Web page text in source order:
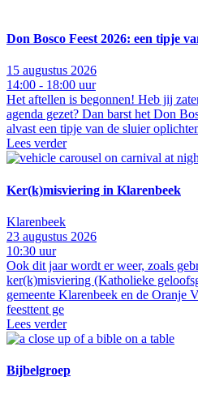
Don Bosco Feest 2026: een tipje
15 augustus 2026
14:00 - 18:00 uur
Het aftellen is begonnen! Heb jij
agenda gezet? Dan barst het Don
alvast een tipje van de sluier
Lees verder
Ker(k)misviering in Klarenbeek
Klarenbeek
23 augustus 2026
10:30 uur
Ook dit jaar wordt er weer, zoals
ker(k)misviering (Katholieke
gemeente Klarenbeek en de Oranje
feesttent ge
Lees verder
Bijbelgroep